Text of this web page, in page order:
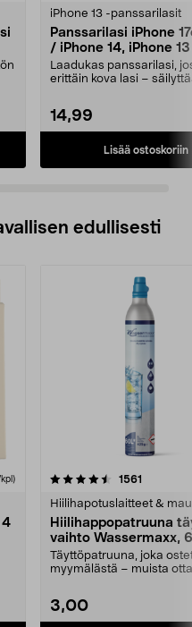
iPhone 13 -panssarilasit
Panssarilasi iPhone
/ iPhone 14, iPhone
Pro, Tempered Glass
Laadukas panssarilasi,
erittäin kova lasi –
14,99
Lisää ostoskoriin
edullisesti
4
1561
Hiilihapotuslaitteet &
Hiilihappopatruuna
vaihto Wassermaxx,
Täyttöpatruuna, joka
myymälästä – muista
3,00
4.5viidestä